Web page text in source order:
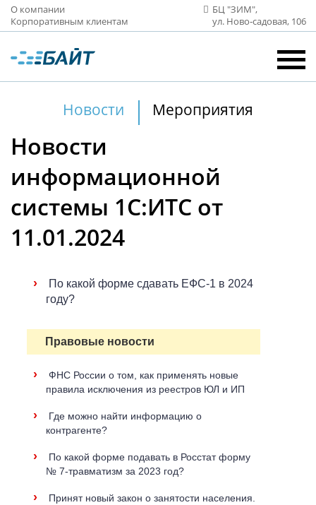
О компании
Корпоративным клиентам
БЦ "ЗИМ",
ул. Ново‑садовая, 106
Новости Мероприятия
Новости
информационной
системы 1С:ИТС от
11.01.2024
›
По какой форме сдавать ЕФС-1 в 2024
году?
Правовые новости
›
ФНС России о том, как применять новые
правила исключения из реестров ЮЛ и ИП
›
Где можно найти информацию о
контрагенте?
›
По какой форме подавать в Росстат форму
№ 7-травматизм за 2023 год?
›
Принят новый закон о занятости населения.